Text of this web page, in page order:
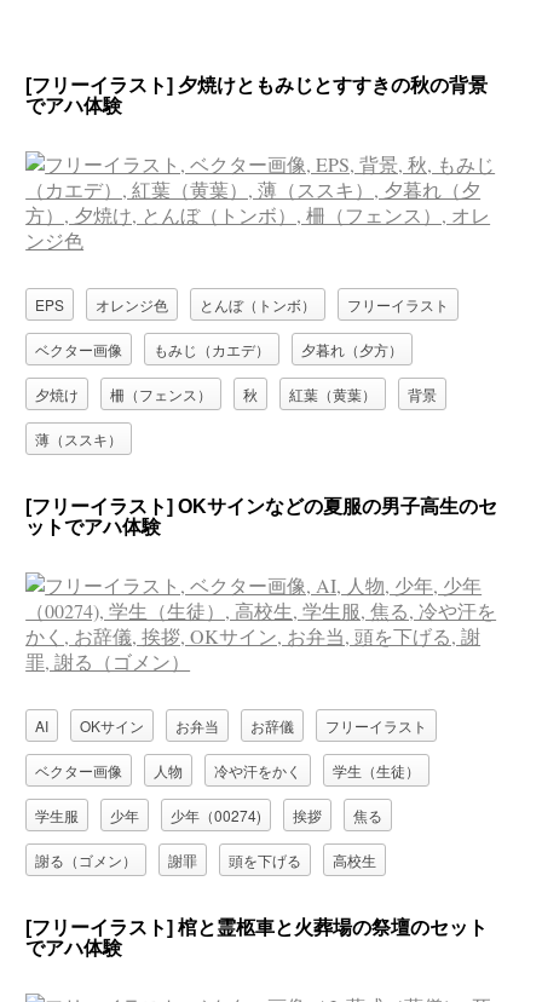
[フリーイラスト] 夕焼けともみじとすすきの秋の背景
でアハ体験
EPS オレンジ色 とんぼ（トンボ） フリーイラスト
ベクター画像 もみじ（カエデ） 夕暮れ（夕方）
夕焼け 柵（フェンス） 秋 紅葉（黄葉） 背景
薄（ススキ）
[フリーイラスト] OKサインなどの夏服の男子高生のセ
ットでアハ体験
AI OKサイン お弁当 お辞儀 フリーイラスト
ベクター画像 人物 冷や汗をかく 学生（生徒）
学生服 少年 少年（00274) 挨拶 焦る
謝る（ゴメン） 謝罪 頭を下げる 高校生
[フリーイラスト] 棺と霊柩車と火葬場の祭壇のセット
でアハ体験